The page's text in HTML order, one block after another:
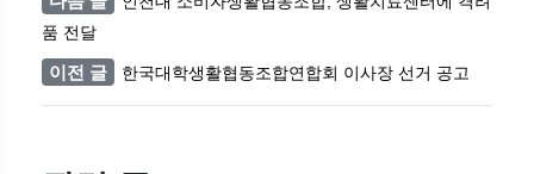
품 전달
이전 글 한국대학생활협동조합연합회 이사장 선거 공고